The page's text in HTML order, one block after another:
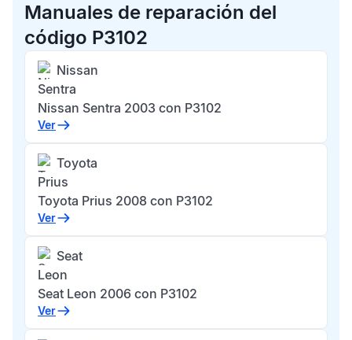
Manuales de reparación del
código P3102
Nissan
Sentra
Nissan Sentra 2003 con P3102
Ver
Toyota
Prius
Toyota Prius 2008 con P3102
Ver
Seat
Leon
Seat Leon 2006 con P3102
Ver